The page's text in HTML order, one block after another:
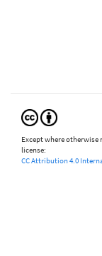
Except where
license:
CC Attribution 4.0